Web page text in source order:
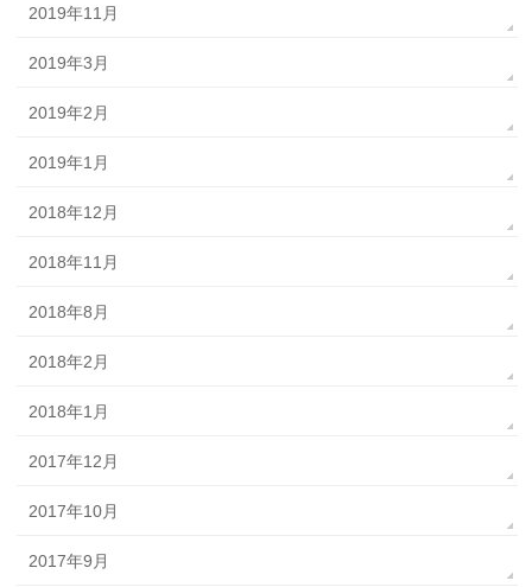
2019年11月
2019年3月
2019年2月
2019年1月
2018年12月
2018年11月
2018年8月
2018年2月
2018年1月
2017年12月
2017年10月
2017年9月